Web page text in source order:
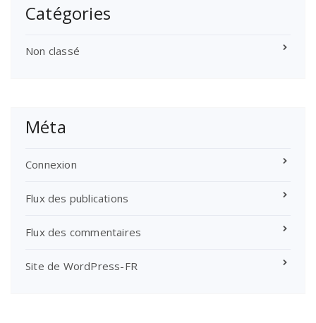
Catégories
Non classé
Méta
Connexion
Flux des publications
Flux des commentaires
Site de WordPress-FR